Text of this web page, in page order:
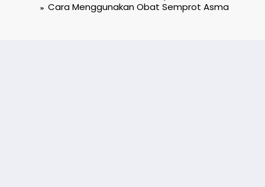
Cara Menggunakan Obat Semprot Asma